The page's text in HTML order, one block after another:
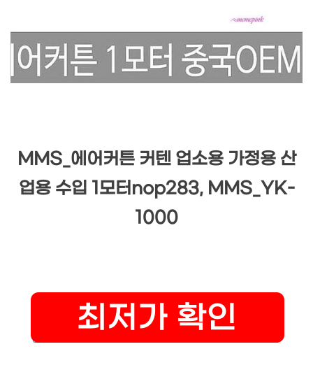
MMS_에어커튼 커텐 업소용 가정용 산
업용 수입 1모터nop283, MMS_YK-
1000